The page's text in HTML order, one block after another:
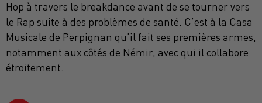
Hop à travers le breakdance avant de se tourner vers
le Rap suite à des problèmes de santé. C’est à la Casa
Musicale de Perpignan qu’il fait ses premières armes,
notamment aux côtés de Némir, avec qui il collabore
étroitement.